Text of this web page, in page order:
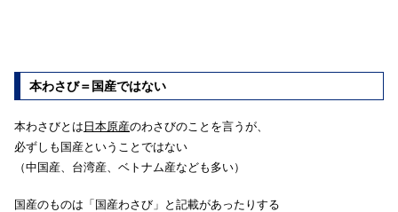
本わさび＝国産ではない
本わさびとは 日本原産のわさびのことを言うが、
必ずしも国産ということではない
（中国産、台湾産、ベトナム産なども多い）
国産のものは「国産わさび」と記載があったりする